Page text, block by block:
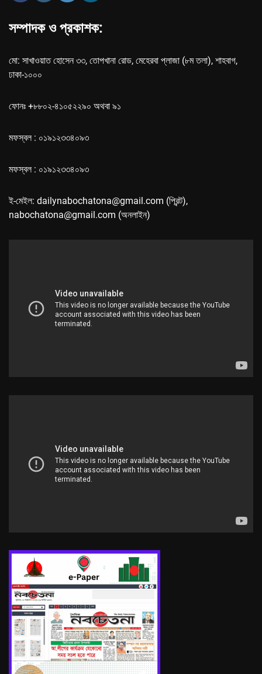
সম্পাদক ও প্রকাশক:
মো: সাখাওয়াত হোসেন ৩৩, তোপখানা রোড, মেহেরবা প্লাজা (৮ম তলা), শাহবাগ,
ঢাকা-১০০০
ফোনঃ +৮৮০২-৪১০৫২২৯০ অথবা ৯১
মফস্বল : ০১৯১২৩৩৪০৯৩
মফস্বল : ০১৯১২৩৩৪০৯৩
ই-মেইল: dailynabochatona@gmail.com (প্রিন্ট),
nabochatona@gmail.com (অনলাইন)